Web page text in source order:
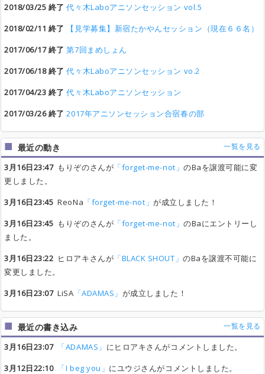
2018/03/25 終了 代々木Laboアニソンセッション vol.5
2018/02/11 終了
【見学募集】新宿たかやんセッション（現在６６名）
2017/06/17 終了 第7回まめしょん
2017/06/18 終了 代々木Laboアニソンセッション vo.2
2017/04/23 終了 代々木Laboアニソンセッション
2017/03/26 終了 2017年アニソンセッション合宿春の部
最近の動き 一覧を見る
3月16日23:47もりぞのさんが 「forget-me-not」のBaを譲渡可能に変
更しました。
3月16日23:45 ReoNa 「forget-me-not」が成立しました！
3月16日23:45 もりぞのさんが 「forget-me-not」のBaにエントリーし
ました。
3月16日23:22 ヒロアキさんが 「BLACK SHOUT」のBaを譲渡不可能に
変更しました。
3月16日23:07LiSA 「ADAMAS」 が成立しました！
最近の書き込み 一覧を見る
3月16日23:07 「ADAMAS」 にヒロアキさんがコメントしました。
3月12日22:10
「I beg you」 にユウジさんがコメントしました。